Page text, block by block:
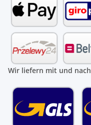
Wir liefern mit und nach